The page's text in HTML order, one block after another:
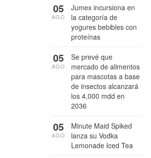
Jumex incursiona en
la categoría de
yogures bebibles con
proteínas
05
AGO
Se prevé que
mercado de alimentos
para mascotas a base
de insectos alcanzará
los 4,000 mdd en
2036
05
AGO
Minute Maid Spiked
lanza su Vodka
Lemonade Iced Tea
05
AGO